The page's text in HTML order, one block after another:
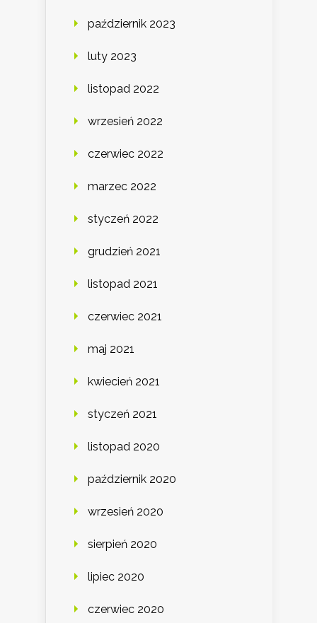
październik 2023
luty 2023
listopad 2022
wrzesień 2022
czerwiec 2022
marzec 2022
styczeń 2022
grudzień 2021
listopad 2021
czerwiec 2021
maj 2021
kwiecień 2021
styczeń 2021
listopad 2020
październik 2020
wrzesień 2020
sierpień 2020
lipiec 2020
czerwiec 2020